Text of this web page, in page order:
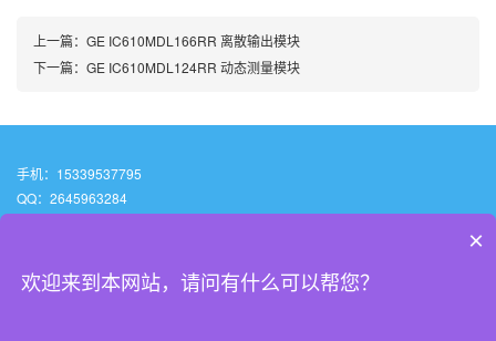
上一篇： GE IC610MDL166RR 离散输出模块
下一篇： GE IC610MDL124RR 动态测量模块
手机：15339537795
QQ：2645963284
地址：贵州省安顺市西秀区北街街道虹山湖路42号虹山大酒店（百灵.希尔顿逸
Copyright © 2022 贵州源妙自动化设备有限公司 All Rights Reserved.
×
欢迎来到本网站，请问有什么可以帮您？